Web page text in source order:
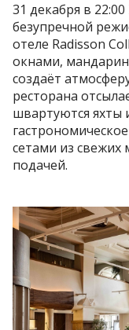
31 декабря в
безупречной
отеле Radisson
окнами,
создаёт
ресторана
швартуются яхты
сетами из свежих
подачей.